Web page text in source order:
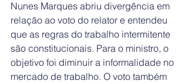
Nunes Marques abriu divergência em
relação ao voto do relator e entendeu
que as regras do trabalho intermitente
são constitucionais. Para o ministro, o
objetivo foi diminuir a informalidade no
mercado de trabalho. O voto também